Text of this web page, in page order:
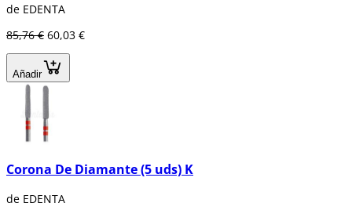
de EDENTA
85,76 € 60,03 €
Añadir
Corona De Diamante (5 uds) K
de EDENTA